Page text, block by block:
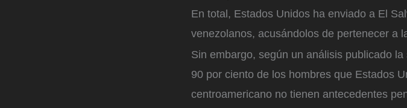
En total, Estados Unidos ha enviado a El
venezolanos, acusándolos de pertenecer a
Sin embargo, según un análisis publicado
90 por ciento de los hombres que Estados
centroamericano no tienen antecedentes